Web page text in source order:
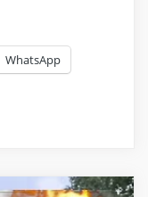
WhatsApp